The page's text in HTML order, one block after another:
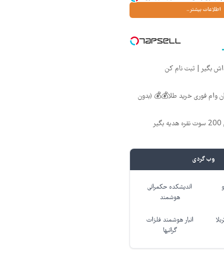
اطلاعات بیشتر..
تومان وام فوری خرید طلا💰💰 (بدون
وب گردی
اندیشکده حکمرانی
هوشمند
انبار هوشمند فلزات
گرانبها